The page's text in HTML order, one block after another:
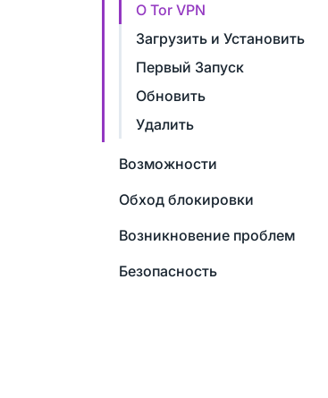
О Tor VPN
Загрузить и Установить
Первый Запуск
Обновить
Удалить
Возможности
Обход блокировки
Возникновение проблем
Безопасность